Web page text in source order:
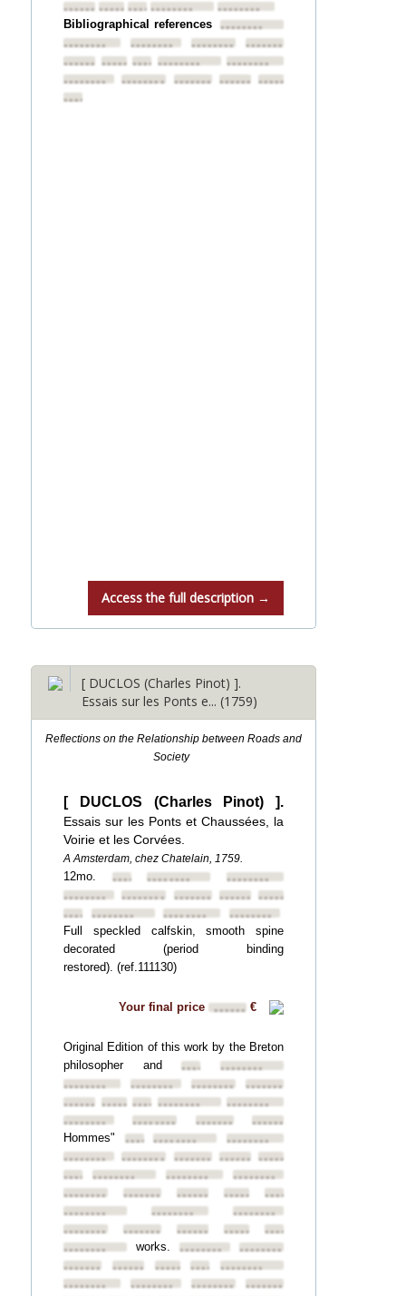
••••••••••••••••••••••••••••••••
••••••••
Bibliographical references ••••••••
••••••••
•••••••• ••••••••
••••••••
••••••••••••••••••••••••••••••••
••••••••
••••••••
•••••••• •••••••• ••••••••••••••••
••••••••
Access the full description →
[ DUCLOS (Charles Pinot) ].
Essais sur les Ponts e... (1759)
Reflections on the Relationship between Roads and
Society
[ DUCLOS (Charles Pinot) ].
Essais sur les Ponts et Chaussées, la
Voirie et les Corvées.
A Amsterdam, chez Chatelain, 1759.
12mo. ••••••••••••••••
••••••••
••••••••
•••••••• •••••••• ••••••••••••••••
•••••••••••••••• ••••••••
••••••••
Full speckled calfskin, smooth spine
decorated (period binding
restored). (ref.111130)
Your final price •••••• €
Original Edition of this work by the Breton
philosopher and••••••••••••••••
••••••••
•••••••• ••••••••
••••••••
••••••••••••••••••••••••••••••••
••••••••
••••••••
•••••••• ••••••••
••••••••
Hommes" ••••••••••••••••
••••••••
••••••••
•••••••• •••••••• ••••••••••••••••
•••••••••••••••• ••••••••
••••••••
••••••••
•••••••• •••••••• ••••••••••••••••
••••••••
••••••••
••••••••
••••••••
•••••••• •••••••• ••••••••••••••••
••••••••
works. ••••••••
••••••••
••••••••
••••••••••••••••••••••••••••••••
••••••••
•••••••• ••••••••
••••••••